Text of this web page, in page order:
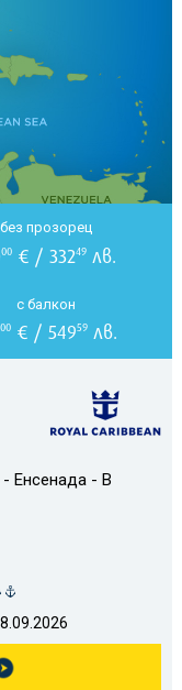
Енсенада - В
без прозорец
00 € / 33249 лв.
с балкон
00 € / 54959 лв.